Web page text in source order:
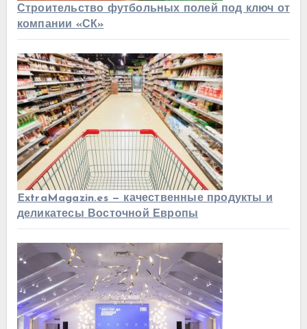
Строительство футбольных полей под ключ от
компании «СК»
ExtraMagazin.es — качественные продукты и
деликатесы Восточной Европы